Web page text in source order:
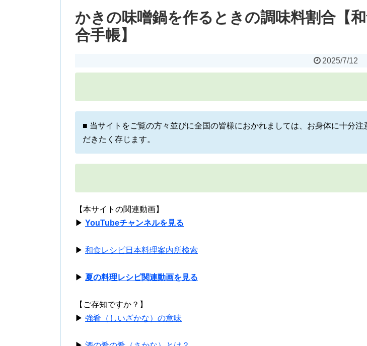
かきの味噌鍋を作るときの調味料割合【
合手帳】
2025/7/12
■ 当サイトをご覧の方々並びに全国の皆様におかれましては、お身体に十分注
だきたく存じます。
【本サイトの関連動画】
▶ YouTubeチャンネルを見る
▶ 和食レシピ日本料理案内所検索
▶ 夏の料理レシピ関連動画を見る
【ご存知ですか？】
▶ 強肴（しいざかな）の意味